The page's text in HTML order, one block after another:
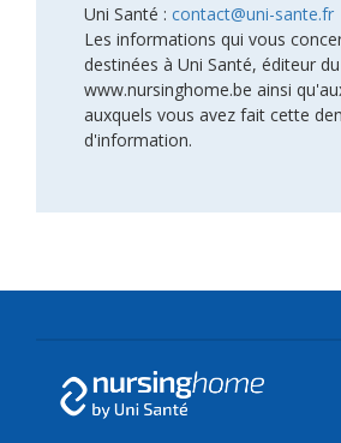
Uni Santé : contact@uni-sante.fr
Les informations qui vous
destinées à Uni Santé, éditeur
www.nursinghome.be ainsi
auxquels vous avez fait cette
d'information.